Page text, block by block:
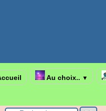
Au choix.. ▼